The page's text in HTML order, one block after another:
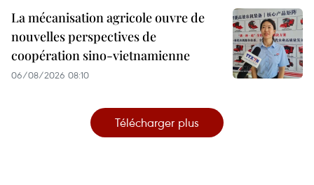
La mécanisation agricole ouvre de
nouvelles perspectives de
coopération sino-vietnamienne
06/08/2026 08:10
Télécharger plus